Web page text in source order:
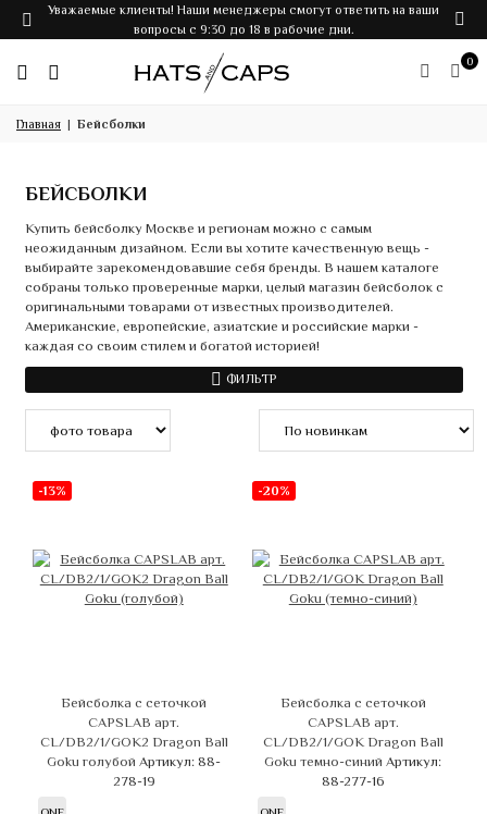
Уважаемые клиенты! Наши менеджеры смогут ответить на ваши
вопросы с 9:30 до 18 в рабочие дни.
0
Главная Бейсболки
БЕЙСБОЛКИ
Купить бейсболку Москве и регионам можно с самым
неожиданным дизайном. Если вы хотите качественную вещь -
выбирайте зарекомендовавшие себя бренды. В нашем каталоге
собраны только проверенные марки, целый магазин бейсболок с
оригинальными товарами от известных производителей.
Американские, европейские, азиатские и российские марки -
каждая со своим стилем и богатой историей!
ФИЛЬТР
-13%
Бейсболка с сеточкой
CAPSLAB арт.
CL/DB2/1/GOK2 Dragon Ball
Goku голубойАртикул: 88-
278-19
-20%
Бейсболка с сеточкой
CAPSLAB арт.
CL/DB2/1/GOK Dragon Ball
Goku темно-синийАртикул:
88-277-16